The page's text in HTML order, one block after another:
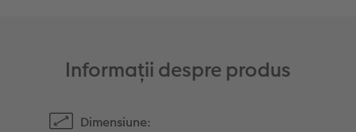
Informații despre produs
Dimensiune: